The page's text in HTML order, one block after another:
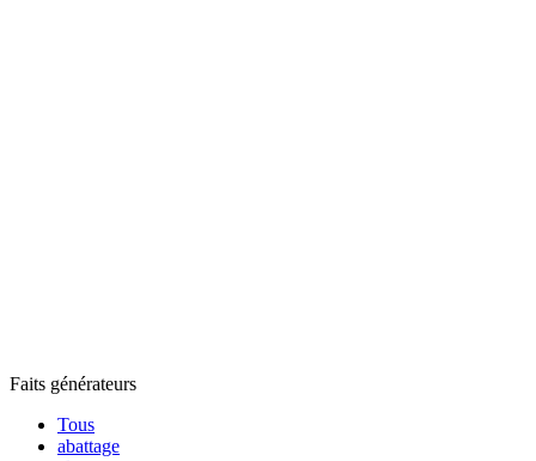
Faits générateurs
Tous
abattage